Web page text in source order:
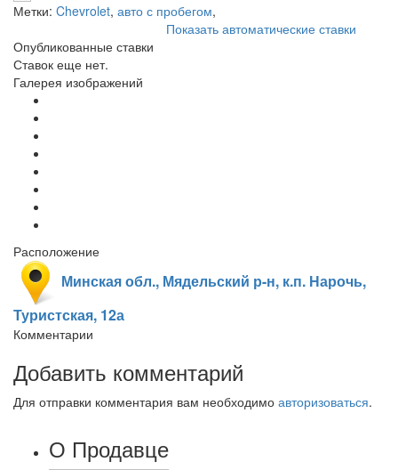
Метки: Chevrolet, авто с пробегом,
Показать автоматические ставки
Опубликованные ставки
Ставок еще нет.
Галерея изображений
Расположение
Минская обл., Мядельский р-н, к.п. Нарочь,
Туристская, 12а
Комментарии
Добавить комментарий
Для отправки комментария вам необходимо авторизоваться.
О Продавце